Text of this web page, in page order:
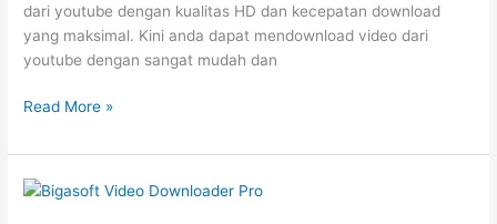
dari youtube dengan kualitas HD dan kecepatan download
yang maksimal. Kini anda dapat mendownload video dari
youtube dengan sangat mudah dan
4k
Downloader
Full
Patch
Read More »